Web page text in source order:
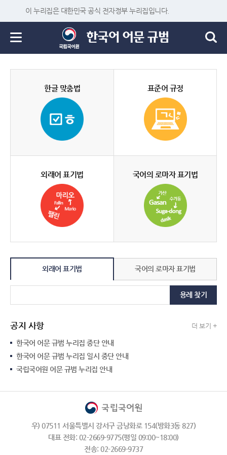
이 누리집은 대한민국 공식 전자정부 누리집입니다.
한글 맞춤법 표준어 규정
외래어 표기법 국어의 로마자 표기법
외래어 표기법 국어의 로마자 표기법
용례 찾기
공지 사항 더 보기 +
한국어 어문 규범 누리집 중단 안내
한국어 어문 규범 누리집 일시 중단 안내
국립국어원 어문 규범 누리집 안내
우) 07511 서울특별시 강서구 금낭화로 154(방화3동 827)
대표 전화: 02-2669-9775(평일 09:00~18:00)
전송: 02-2669-9737